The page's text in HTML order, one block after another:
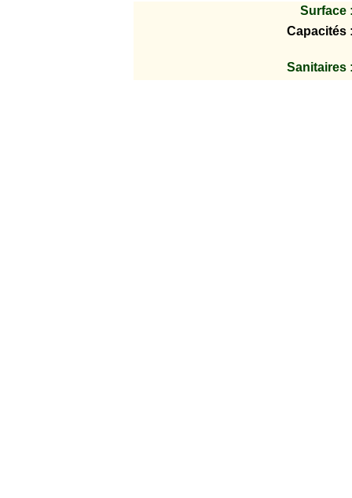
Surface
Capacités
Sanitaires